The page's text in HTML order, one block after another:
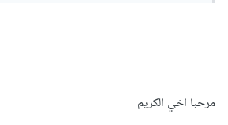
مرحبا اخي الكريم